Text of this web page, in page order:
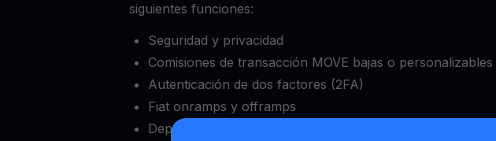
siguientes funciones:
Seguridad y privacidad
Comisiones de transacción MOVE bajas o personalizables
Autenticación de dos factores (2FA)
Fiat onramps y offramps
Depósito mínimo bajo